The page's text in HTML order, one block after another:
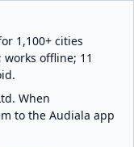
1,100+ cities
offline; 11
When
to the Audiala app